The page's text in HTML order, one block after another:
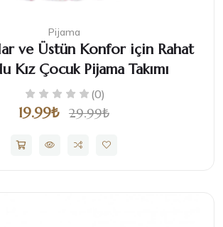
Pijama
ve Üstün Konfor için Rahat
Kız Çocuk Pijama Takımı
(0)
19.99₺ 29.99₺